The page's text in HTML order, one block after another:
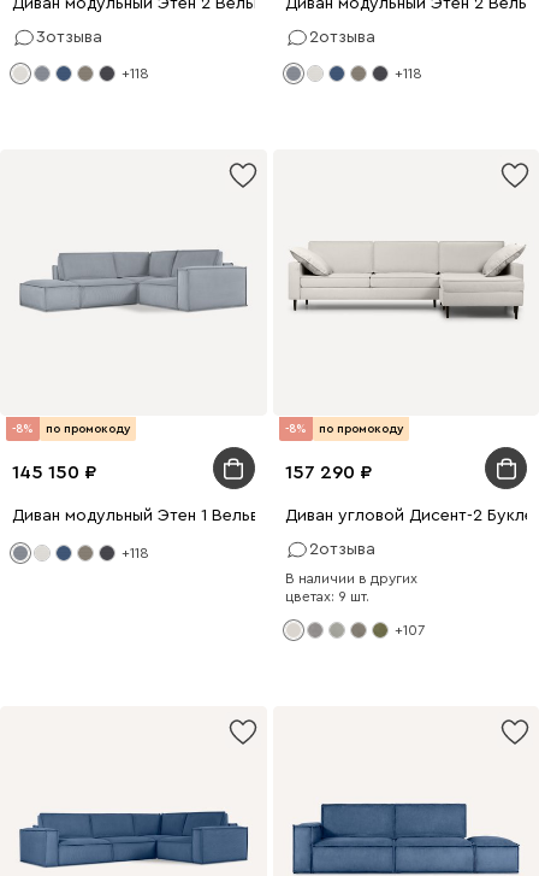
Диван модульный Этен 2 Вельвет Молочный
3отзыва
+118
Диван модульный Этен 2
2отзыва
+118
-8% по промокоду
145 150
Диван модульный Этен 1 Вельвет Светло-серый
+118
-8% по промокоду
157 290
Диван угловой Дисент-2
2отзыва
В наличии в других
цветах: 9 шт.
+107